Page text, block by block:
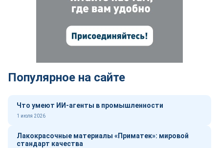
Популярное на сайте
Что умеют ИИ-агенты в промышленности
1 июля 2026
Лакокрасочные материалы «Приматек»: мировой
стандарт качества